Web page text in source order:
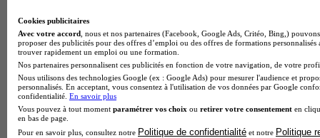
École de gestion et de commerce
Voir l’établissement
Cookies publicitaires
Avec votre accord , nous et nos partenaires (Facebook, Google Ads, Critéo, Bing,)
proposer des publicités pour des offres d’emploi ou des offres de formations
trouver rapidement un emploi ou une formation.
Nos partenaires personnalisent ces publicités en fonction de votre navigation, de votre
Nous utilisons des technologies Google (ex : Google Ads) pour mesurer l'audience et
personnalisés. En acceptant, vous consentez à l'utilisation de vos données par Google
confidentialité. En savoir plus
Vous pouvez à tout moment paramétrer vos choix ou retirer votre consentement en
en bas de page.
Pour en savoir plus, consultez notre Politique de confidentialité et notre Politique